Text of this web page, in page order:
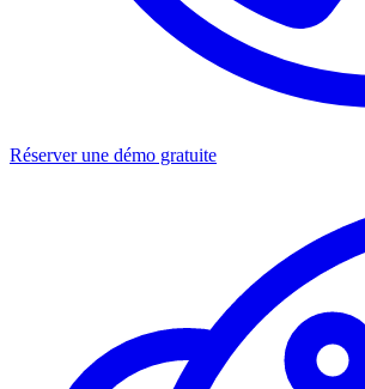
Réserver une démo gratuite